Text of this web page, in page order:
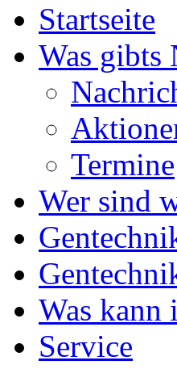
Startseite
Was gibts
Termine
Wer sind
Was kann
Service